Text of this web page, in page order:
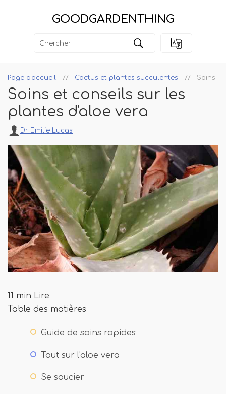
GOODGARDENTHING
Page d'accueil Cactus et plantes succulentes Soins
Soins et conseils sur les
plantes d'aloe vera
Dr Emilie Lucas
11 min Lire
Table des matières
Guide de soins rapides
Tout sur l'aloe vera
Se soucier